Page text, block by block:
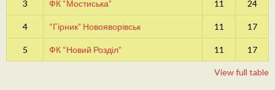
3 ФК “Мостиська” 11 24
4 “Гірник” Новояворівськ 11 17
5 ФК “Новий Розділ” 11 17
View full table